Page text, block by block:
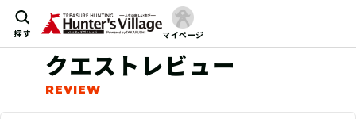
探す マイページ
クエストレビュー